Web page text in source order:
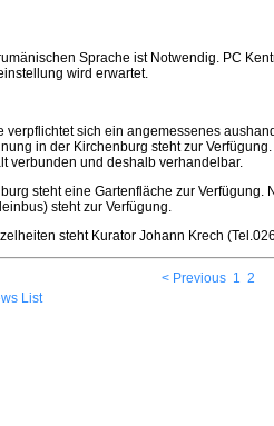
Sprache ist Notwendig. PC
wird erwartet.
verpflichtet sich ein angemessenes
in der Kirchenburg steht zur
verbunden und deshalb verhandelbar.
steht eine Gartenfläche zur
steht zur Verfügung.
steht Kurator Johann Krech
< Previous 1 2
List